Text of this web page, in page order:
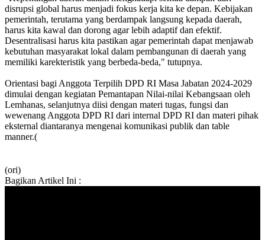
disrupsi global harus menjadi fokus kerja kita ke depan. Kebijakan
pemerintah, terutama yang berdampak langsung kepada daerah,
harus kita kawal dan dorong agar lebih adaptif dan efektif.
Desentralisasi harus kita pastikan agar pemerintah dapat menjawab
kebutuhan masyarakat lokal dalam pembangunan di daerah yang
memiliki karekteristik yang berbeda-beda," tutupnya.
Orientasi bagi Anggota Terpilih DPD RI Masa Jabatan 2024-2029
dimulai dengan kegiatan Pemantapan Nilai-nilai Kebangsaan oleh
Lemhanas, selanjutnya diisi dengan materi tugas, fungsi dan
wewenang Anggota DPD RI dari internal DPD RI dan materi pihak
eksternal diantaranya mengenai komunikasi publik dan table
manner.(
(ori)
Bagikan Artikel Ini :